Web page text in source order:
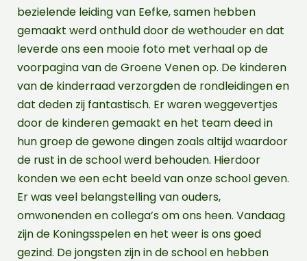
bezielende leiding van Eefke, samen hebben
gemaakt werd onthuld door de wethouder en dat
leverde ons een mooie foto met verhaal op de
voorpagina van de Groene Venen op. De kinderen
van de kinderraad verzorgden de rondleidingen en
dat deden zij fantastisch. Er waren weggevertjes
door de kinderen gemaakt en het team deed in
hun groep de gewone dingen zoals altijd waardoor
de rust in de school werd behouden. Hierdoor
konden we een echt beeld van onze school geven.
Er was veel belangstelling van ouders,
omwonenden en collega’s om ons heen. Vandaag
zijn de Koningsspelen en het weer is ons goed
gezind. De jongsten zijn in de school en hebben